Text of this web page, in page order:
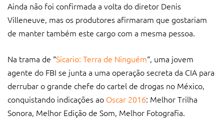
Ainda não foi confirmada a volta do diretor Denis
Villeneuve, mas os produtores afirmaram que gostariam
de manter também este cargo com a mesma pessoa.
Na trama de “Sicario: Terra de Ninguém“, uma jovem
agente do FBI se junta a uma operação secreta da CIA para
derrubar o grande chefe do cartel de drogas no México,
conquistando indicações ao Oscar 2016: Melhor Trilha
Sonora, Melhor Edição de Som, Melhor Fotografia.